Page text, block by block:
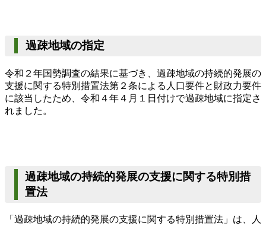
過疎地域の指定
令和２年国勢調査の結果に基づき、 過疎地域の持続的発展の
支援に関する特別措置法第２条による人口要件と財政力要件
に該当したため、令和４年４月１日付けで過疎地域に指定さ
れました。
過疎地域の持続的発展の支援に関する特別措
置法
「過疎地域の持続的発展の支援に関する特別措置法」は、人